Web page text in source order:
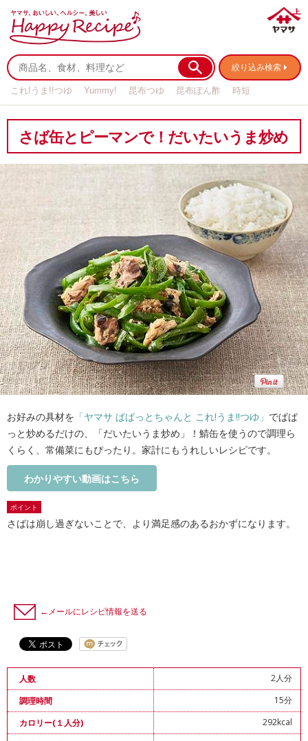
絞り込み検索
これ!うま!!つゆ Yummy! 昆布つゆ 昆布ぽん酢
時短
さば缶とピーマンで！だいたいうま炒め
お好みの具材を 「ヤマサ ぱぱっとちゃんと これ!うま!!つゆ」 でぱぱ
っと炒めるだけの、「だいたいうま炒め」！鯖缶を使うので調理ら
くらく、常備菜にもぴったり。家計にもうれしいレシピです。
わかりやすい動画はこちら
ポイント
さばは崩し過ぎないことで、より満足感のあるおかずになります。
←メールにレシピ情報を送る
人数
2人分
調理時間
15分
カロリー(１人分)
292kcal